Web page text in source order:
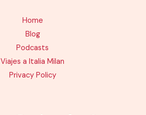
Home
Blog
Podcasts
Viajes a Italia Milan
Privacy Policy